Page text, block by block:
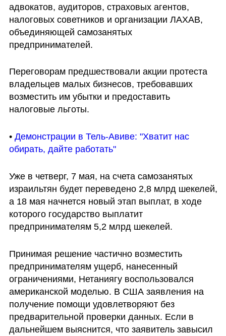
адвокатов, аудиторов, страховых агентов,
налоговых советников и организации ЛАХАВ,
объединяющей самозанятых
предпринимателей.
Переговорам предшествовали акции протеста
владельцев малых бизнесов, требовавших
возместить им убытки и предоставить
налоговые льготы.
• Демонстрации в Тель-Авиве: "Хватит нас
обирать, дайте работать"
Уже в четверг, 7 мая, на счета самозанятых
израильтян будет переведено 2,8 млрд шекелей,
а 18 мая начнется новый этап выплат, в ходе
которого государство выплатит
предпринимателям 5,2 млрд шекелей.
Принимая решение частично возместить
предпринимателям ущерб, нанесенный
ограничениями, Нетаниягу воспользовался
американской моделью. В США заявления на
получение помощи удовлетворяют без
предварительной проверки данных. Если в
дальнейшем выяснится, что заявитель завысил